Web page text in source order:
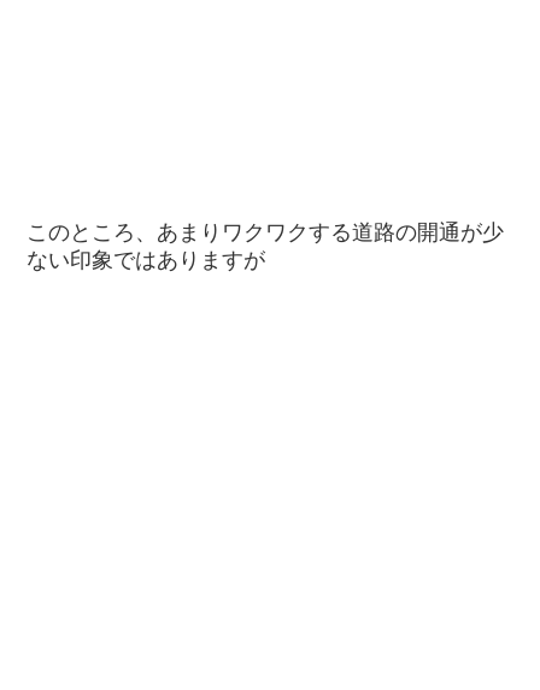
このところ、あまりワクワクする道路の開通が少
ない印象ではありますが